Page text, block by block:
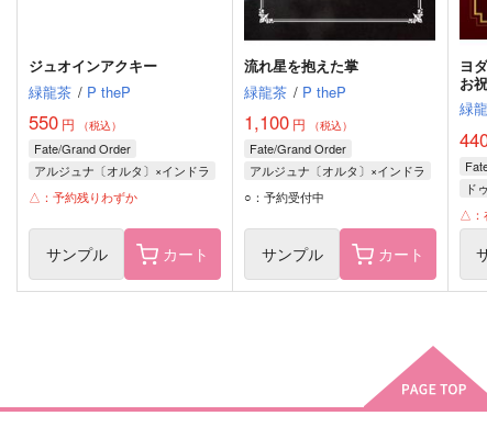
ジュオインアクキー
緑龍茶 / P theP
550 円 （税込）
Fate/Grand Order
アルジュナ〔オルタ〕×インドラ
アルジュナ〔オルタ〕
△：予約残りわずか
サンプル カート
流れ星を抱えた掌
緑龍茶 / P theP
1,100円 （税込）
Fate/Grand Order
アルジュナ〔オルタ〕×インドラ
アルジュナ〔オルタ〕
○：予約受付中
サンプル カート
ヨ
お
緑
ア
ド
△：